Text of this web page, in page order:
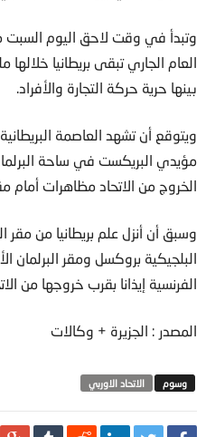
وتبدأ في وقت لاحق اليوم السبت
العام الجاري تبقى بريطانيا خلالها
بينها حرية حركة التجارة والأفراد.
ويتوقع أن تشهد العاصمة
مؤيدي البريكست في ساحة
الخروج من الاتحاد مظاهرات أمام
وسبق أن أنزل علم بريطانيا من
البلجيكية بروكسل ومقر البرلمان
الفرنسية إيذانا بقرب خروجها من
المصدر : الجزيرة + وكالات
الاتحاد الاوربي